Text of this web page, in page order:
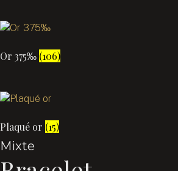
Or 375‰ (106)
Plaqué or (15)
Mixte